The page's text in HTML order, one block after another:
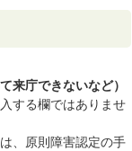
来庁できないなど）
する欄ではありませ
、原則障害認定の手